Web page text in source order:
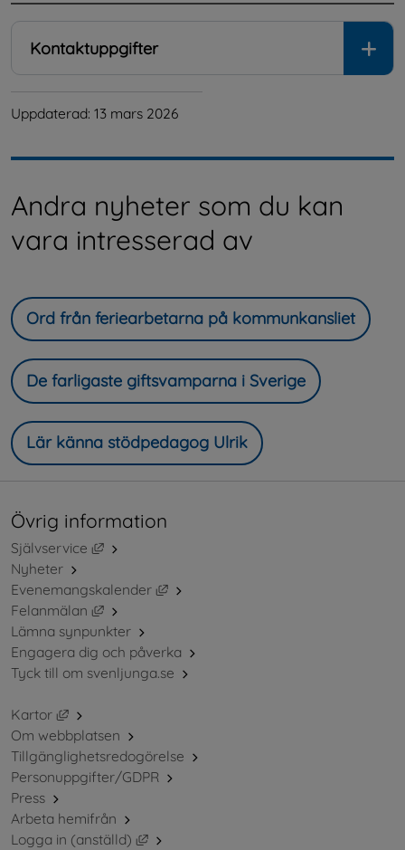
Kontaktuppgifter
Uppdaterad: 13 mars 2026
Andra nyheter som du kan
vara intresserad av
Ord från feriearbetarna på kommunkansliet
De farligaste giftsvamparna i Sverige
Lär känna stödpedagog Ulrik
Övrig information
Självservice
Länk till annan webbplats, öppnas i nytt fönster.
Nyheter
Evenemangskalender
Länk till annan webbplats, öppnas i
Felanmälan
Länk till annan webbplats, öppnas i nytt fönster.
Lämna synpunkter
Engagera dig och påverka
Tyck till om svenljunga.se
Kartor
Länk till annan webbplats, öppnas i nytt fönster.
Om webbplatsen
Tillgänglighetsredogörelse
Personuppgifter/GDPR
Press
Arbeta hemifrån
Logga in (anställd)
Länk till annan webbplats, öppnas i nytt